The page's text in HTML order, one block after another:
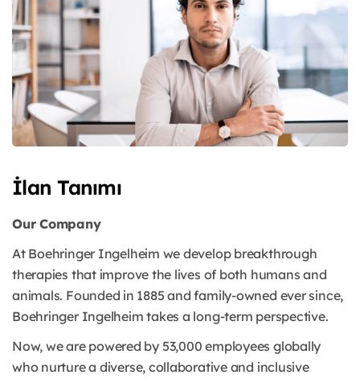
İlan Tanımı
Our Company
At Boehringer Ingelheim we develop breakthrough
therapies that improve the lives of both humans and
animals. Founded in 1885 and family-owned ever since,
Boehringer Ingelheim takes a long-term perspective.
Now, we are powered by 53,000 employees globally
who nurture a diverse, collaborative and inclusive